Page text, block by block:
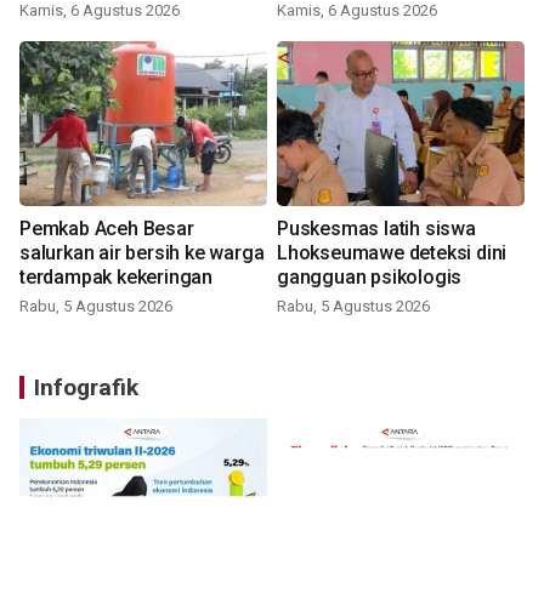
Kamis, 6 Agustus 2026 Kamis, 6 Agustus 2026
Pemkab Aceh Besar
salurkan air bersih ke warga
terdampak kekeringan
Rabu, 5 Agustus 2026
Puskesmas latih siswa
Lhokseumawe deteksi dini
gangguan psikologis
Rabu, 5 Agustus 2026
Infografik